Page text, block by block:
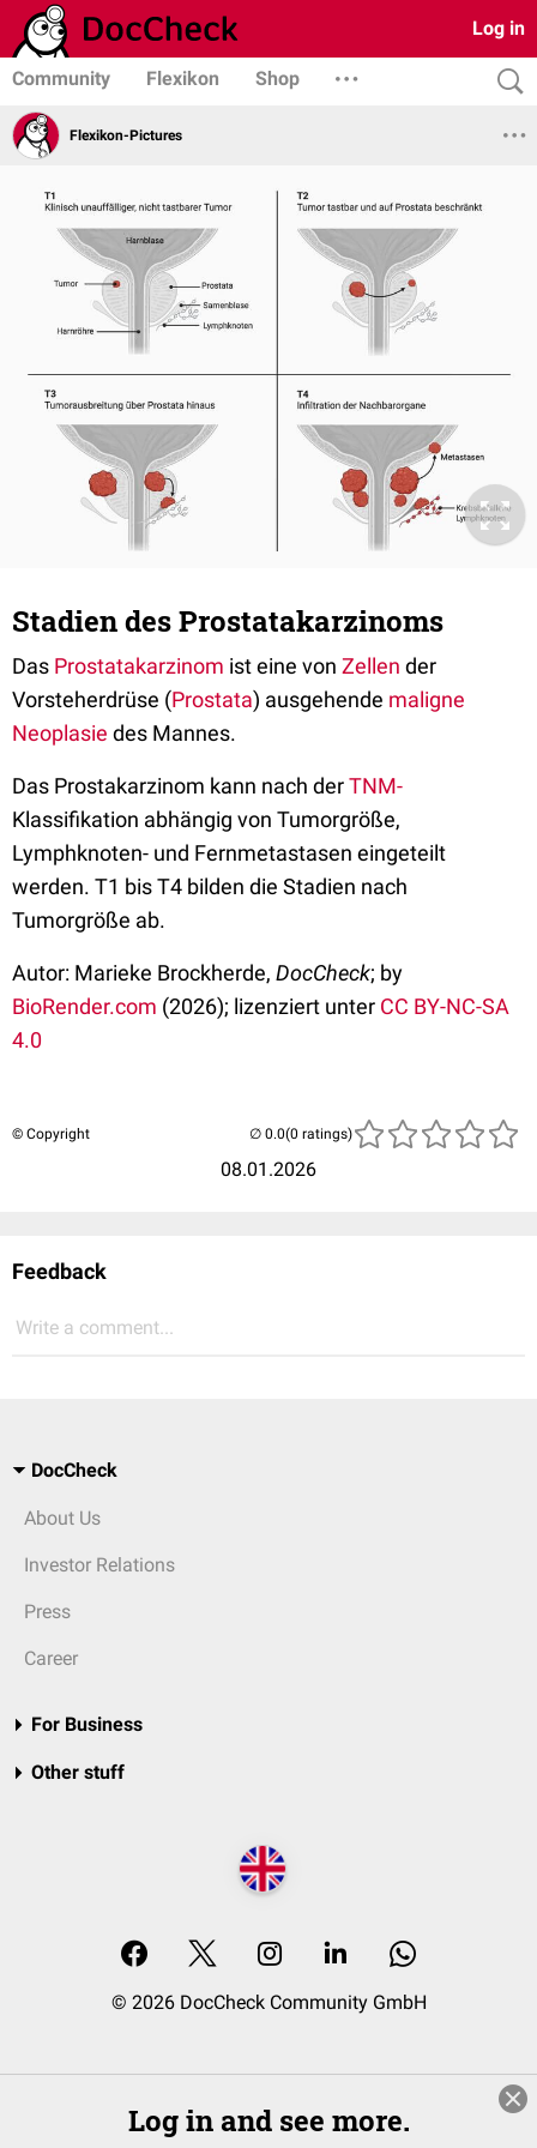
Log in
Community Flexikon Shop
Flexikon-Pictures
Stadien des Prostatakarzinoms
Das Prostatakarzinom ist eine von Zellen der
Vorsteherdrüse (Prostata) ausgehende maligne
Neoplasie des Mannes.
Das Prostakarzinom kann nach derTNM-
Klassifikation abhängig von Tumorgröße,
Lymphknoten- und Fernmetastasen eingeteilt
werden. T1 bis T4 bilden die Stadien nach
Tumorgröße ab.
Autor: Marieke Brockherde, DocCheck; by
BioRender.com (2026); lizenziert unter CC BY-NC-SA
4.0
© Copyright
08.01.2026
(0 ratings)
Feedback
Write a comment...
DocCheck
About Us
Investor Relations
Press
Career
For Business
Other stuff
© 2026 DocCheck Community GmbH
Log in and see more.